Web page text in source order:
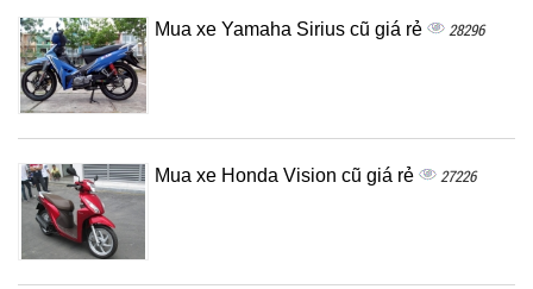
Mua xe Yamaha Sirius cũ giá rẻ 28296
Mua xe Honda Vision cũ giá rẻ 27226